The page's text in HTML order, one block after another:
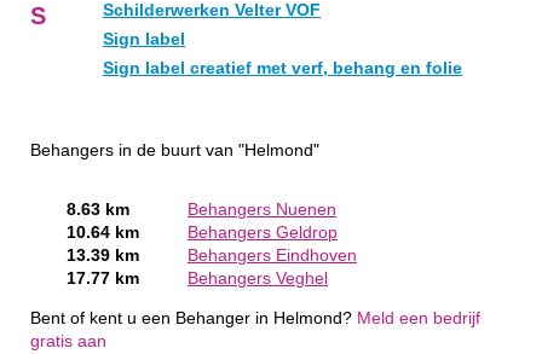
S
Schilderwerken Velter VOF
Sign label
Sign label creatief met verf, behang en folie
Behangers in de buurt van "Helmond"
8.63 km
Behangers Nuenen
10.64 km
Behangers Geldrop
13.39 km
Behangers Eindhoven
17.77 km
Behangers Veghel
Bent of kent u een Behanger in Helmond? Meld een bedrijf
gratis aan